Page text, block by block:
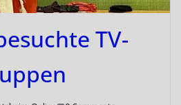
TV-